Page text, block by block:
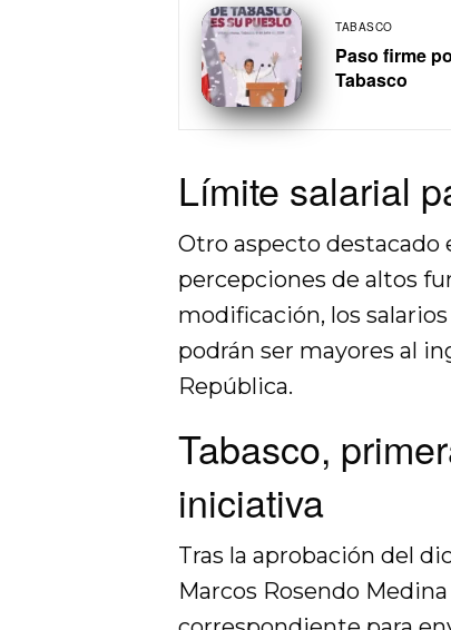
TABASCO
Paso firme
Tabasco
Límite salarial
Otro aspecto destacado
percepciones de altos
modificación, los
podrán ser mayores al
República.
Tabasco,
iniciativa
Tras la aprobación del
Marcos Rosendo